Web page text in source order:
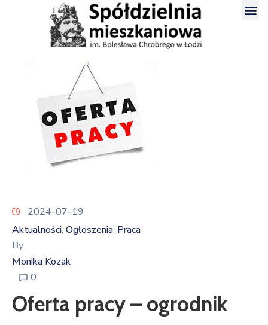
2024-07-19
Aktualności‚ Ogłoszenia‚ Praca
By
Monika Kozak
0
Oferta pracy – ogrodnik